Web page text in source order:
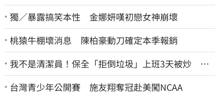
獨／暴露搞笑本性 金娜妍嘆初戀女神崩壞
桃猿牛棚壞消息 陳柏豪動刀確定本季報銷
我不是清潔員！保全「拒倒垃圾」上班3天被炒 找
法院討公道結果出爐
台灣青少年公開賽 施友翔奪冠赴美闖NCAA